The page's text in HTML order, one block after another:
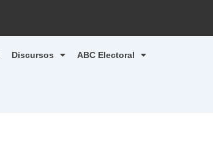
Discursos ABC Electoral